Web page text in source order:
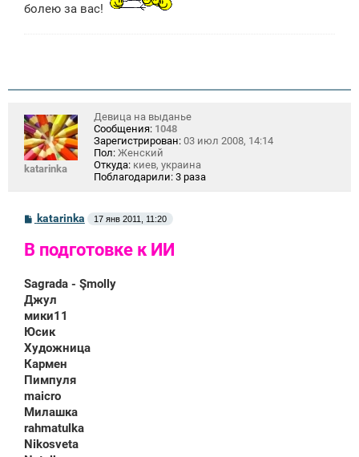
болею за вас!
katarinka
Девица на выданье
Сообщения: 1048
Зарегистрирован: 03 июл 2008, 14:14
Пол: Женский
Откуда: киев, украина
Поблагодарили: 3 раза
С
о
б
н
е
katarinka 17 янв 2011, 11:20
В подготовке к ИИ
Sagrada - Şmоlly
Джул
мики11
Юсик
Художница
Кармен
Пимпуля
maicro
Милашка
rahmatulka
Nikosveta